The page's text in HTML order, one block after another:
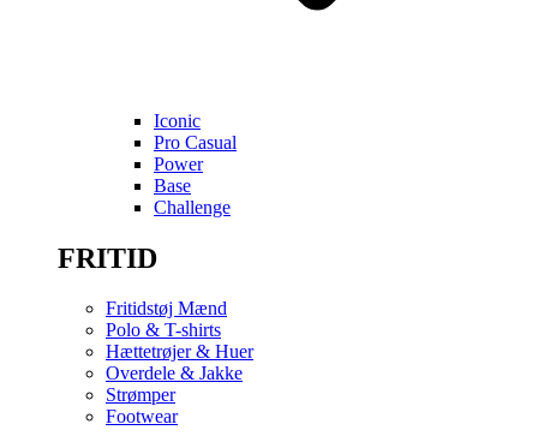
Iconic
Pro Casual
Power
Base
Challenge
FRITID
Fritidstøj Mænd
Polo & T-shirts
Hættetrøjer & Huer
Overdele & Jakke
Strømper
Footwear